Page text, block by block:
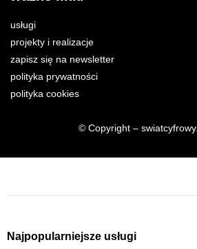
usługi
projekty i realizacje
zapisz się na newsletter
polityka prywatności
polityka cookies
© Copyright –
Najpopularniejsze usługi